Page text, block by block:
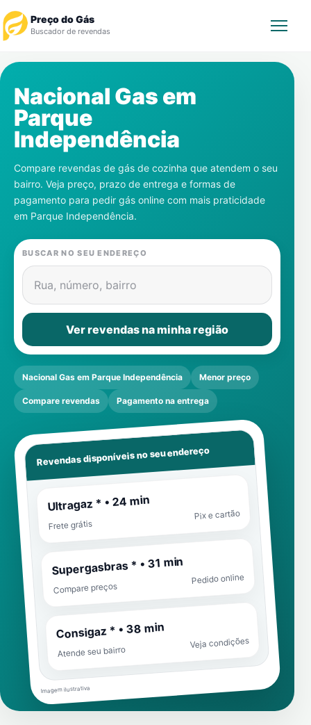
Preço do Gás
Buscador de revendas
Revendedor
Notícias
Cadastre-se
Gás
Contatos
Nacional Gas em
Parque
Independência
Compare revendas de gás de cozinha que atendem o seu
bairro. Veja preço, prazo de entrega e formas de
pagamento para pedir gás online com mais praticidade
em Parque Independência.
BUSCAR NO SEU ENDEREÇO
Rua, número, bairro
Ver revendas na minha região
Nacional Gas em Parque Independência Menor preço
Compare revendas Pagamento na entrega
Revendas disponíveis no seu endereço
Ultragaz * • 24 min
Frete grátis
Pix e cartão
Supergasbras * • 31 min
Compare preços
Pedido online
Consigaz * • 38 min
Atende seu bairro
Veja condições
Imagem ilustrativa